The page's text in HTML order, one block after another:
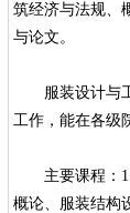
筑经济与法规、
与论文。
服装设计与工
工作，能在各级
主要课程：1.
概论、服装结构